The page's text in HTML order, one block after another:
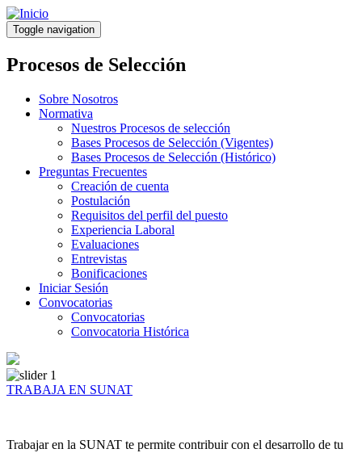
Pasar
al
contenido
principal
Toggle navigation
Procesos de Selección
Sobre Nosotros
Normativa
Nuestros Procesos de selección
Bases Procesos de Selección (Vigentes)
Bases Procesos de Selección (Histórico)
Preguntas Frecuentes
Creación de cuenta
Postulación
Requisitos del perfil del puesto
Experiencia Laboral
Evaluaciones
Entrevistas
Bonificaciones
Iniciar Sesión
Convocatorias
Convocatorias
Convocatoria Histórica
TRABAJA EN SUNAT
Trabajar en la SUNAT te permite contribuir con el desarrollo de tu